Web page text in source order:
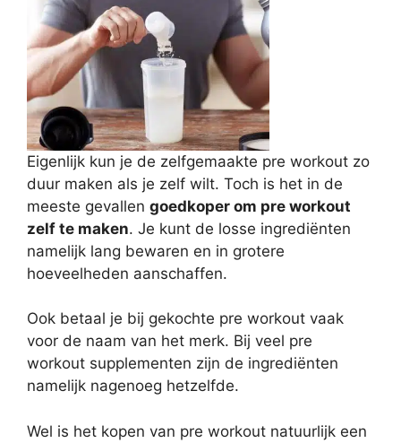
Eigenlijk kun je de zelfgemaakte pre workout zo
duur maken als je zelf wilt. Toch is het in de
meeste gevallen goedkoper om pre workout
zelf te maken. Je kunt de losse ingrediënten
namelijk lang bewaren en in grotere
hoeveelheden aanschaffen.
Ook betaal je bij gekochte pre workout vaak
voor de naam van het merk. Bij veel pre
workout supplementen zijn de ingrediënten
namelijk nagenoeg hetzelfde.
Wel is het kopen van pre workout natuurlijk een